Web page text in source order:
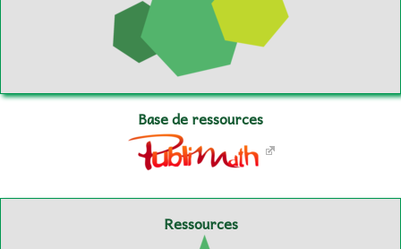
Base de ressources
Ressources